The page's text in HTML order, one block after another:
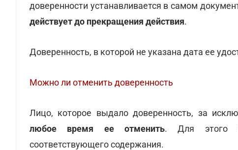
доверенности устанавливается в самом
действует до прекращения действия.
Доверенность, в которой не указана дата ее
Можно ли отменить доверенность
Лицо, которое выдало доверенность, за
любое время ее отменить. Для этого
соответствующего содержания.